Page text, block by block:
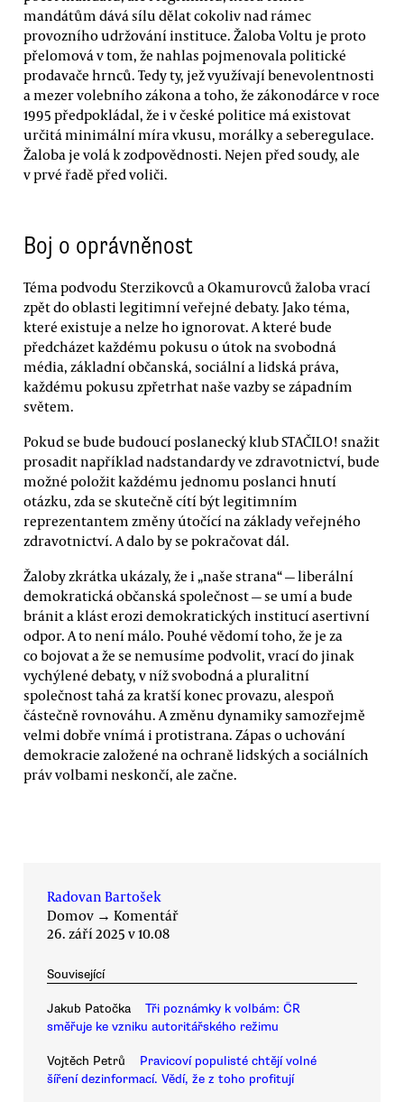
mandátům dává sílu dělat cokoliv nad rámec
provozního udržování instituce. Žaloba Voltu je proto
přelomová v tom, že nahlas pojmenovala politické
prodavače hrnců. Tedy ty, jež využívají benevolentnosti
a mezer volebního zákona a toho, že zákonodárce v roce
1995 předpokládal, že i v české politice má existovat
určitá minimální míra vkusu, morálky a seberegulace.
Žaloba je volá k zodpovědnosti. Nejen před soudy, ale
v prvé řadě před voliči.
Boj o oprávněnost
Téma podvodu Sterzikovců a Okamurovců žaloba vrací
zpět do oblasti legitimní veřejné debaty. Jako téma,
které existuje a nelze ho ignorovat. A které bude
předcházet každému pokusu o útok na svobodná
média, základní občanská, sociální a lidská práva,
každému pokusu zpřetrhat naše vazby se západním
světem.
Pokud se bude budoucí poslanecký klub STAČILO! snažit
prosadit například nadstandardy ve zdravotnictví, bude
možné položit každému jednomu poslanci hnutí
otázku, zda se skutečně cítí být legitimním
reprezentantem změny útočící na základy veřejného
zdravotnictví. A dalo by se pokračovat dál.
Žaloby zkrátka ukázaly, že i „naše strana“ — liberální
demokratická občanská společnost — se umí a bude
bránit a klást erozi demokratických institucí asertivní
odpor. A to není málo. Pouhé vědomí toho, že je za
co bojovat a že se nemusíme podvolit, vrací do jinak
vychýlené debaty, v níž svobodná a pluralitní
společnost tahá za kratší konec provazu, alespoň
částečně rovnováhu. A změnu dynamiky samozřejmě
velmi dobře vnímá i protistrana. Zápas o uchování
demokracie založené na ochraně lidských a sociálních
práv volbami neskončí, ale začne.
Radovan Bartošek
Domov → Komentář
26. září 2025 v 10.08
Související
Jakub Patočka
Tři poznámky k volbám: ČR
směřuje ke vzniku autoritářského režimu
Vojtěch Petrů
Pravicoví populisté chtějí volné
šíření dezinformací. Vědí, že z toho profitují